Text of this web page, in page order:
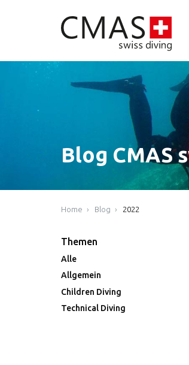
Blog CMAS
Home Blog 2022
Themen
Alle
Allgemein
Children Diving
Technical Diving